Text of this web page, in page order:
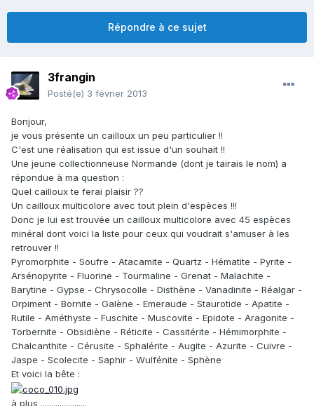
Répondre à ce sujet
3frangin
Posté(e) 3 février 2013
Bonjour,
je vous présente un cailloux un peu particulier !!
C'est une réalisation qui est issue d'un souhait !!
Une jeune collectionneuse Normande (dont je tairais le nom) a
répondue à ma question :
Quel cailloux te ferai plaisir ??
Un cailloux multicolore avec tout plein d'espèces !!!
Donc je lui est trouvée un cailloux multicolore avec 45 espèces
minéral dont voici la liste pour ceux qui voudrait s'amuser à les
retrouver !!
Pyromorphite - Soufre - Atacamite - Quartz - Hématite - Pyrite -
Arsénopyrite - Fluorine - Tourmaline - Grenat - Malachite -
Barytine - Gypse - Chrysocolle - Disthène - Vanadinite - Réalgar -
Orpiment - Bornite - Galène - Emeraude - Staurotide - Apatite -
Rutile - Améthyste - Fuschite - Muscovite - Epidote - Aragonite -
Torbernite - Obsidiène - Réticite - Cassitérite - Hémimorphite -
Chalcanthite - Cérusite - Sphalérite - Augite - Azurite - Cuivre -
Jaspe - Scolecite - Saphir - Wulfénite - Sphène
Et voici la bête :
à plus ......................